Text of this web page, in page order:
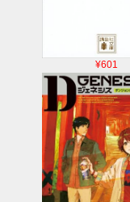
¥601